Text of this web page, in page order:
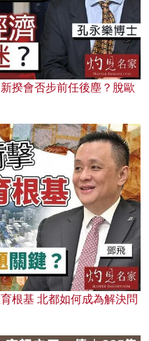
揆會否步前任後塵？脫歐
根基 北都如何成為解決問